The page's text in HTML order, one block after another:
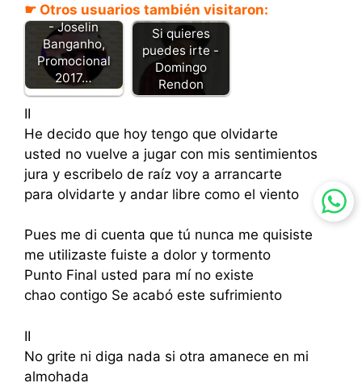
☛ Otros usuarios también visitaron:
A solas contigo
- Joselin
Banganho,
Promocional
2017…
Si quieres
puedes irte -
Domingo
Rendon
II
He decido que hoy tengo que olvidarte
usted no vuelve a jugar con mis sentimientos
jura y escribelo de raíz voy a arrancarte
para olvidarte y andar libre como el viento
Pues me di cuenta que tú nunca me quisiste
me utilizaste fuiste a dolor y tormento
Punto Final usted para mí no existe
chao contigo Se acabó este sufrimiento
II
No grite ni diga nada si otra amanece en mi
almohada